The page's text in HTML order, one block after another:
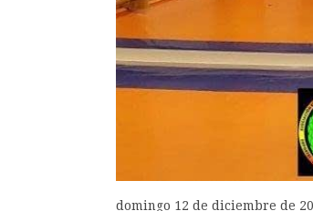
domingo 12 de diciembre de